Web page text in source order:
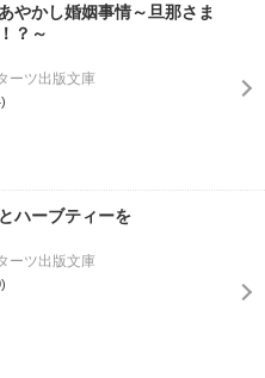
やかし婚姻事情～旦那さま
？～
ーツ出版文庫
ハーブティーを
ーツ出版文庫